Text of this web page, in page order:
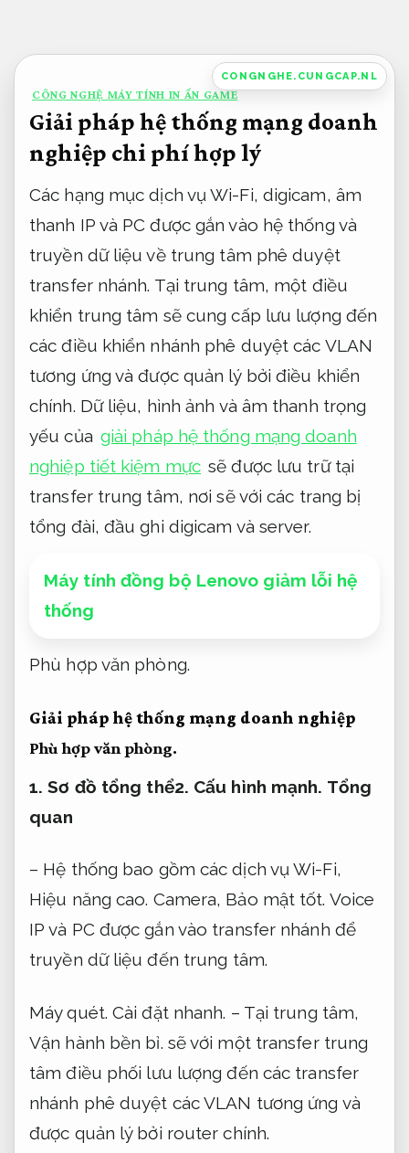
nội
dung
CONGNGHE.CUNGCAP.NL
CÔNG NGHỆ MÁY TÍNH IN ẤN GAME
Giải pháp hệ thống mạng doanh
nghiệp chi phí hợp lý
Các hạng mục dịch vụ Wi-Fi, digicam, âm
thanh IP và PC được gắn vào hệ thống và
truyền dữ liệu về trung tâm phê duyệt
transfer nhánh. Tại trung tâm, một điều
khiển trung tâm sẽ cung cấp lưu lượng đến
các điều khiển nhánh phê duyệt các VLAN
tương ứng và được quản lý bởi điều khiển
chính. Dữ liệu, hình ảnh và âm thanh trọng
yếu của giải pháp hệ thống mạng doanh
nghiệp tiết kiệm mực sẽ được lưu trữ tại
transfer trung tâm, nơi sẽ với các trang bị
tổng đài, đầu ghi digicam và server.
Máy tính đồng bộ Lenovo giảm lỗi hệ
thống
Phù hợp văn phòng.
Giải pháp hệ thống mạng doanh nghiệp
Phù hợp văn phòng.
1. Sơ đồ tổng thể2. Cấu hình mạnh. Tổng
quan
– Hệ thống bao gồm các dịch vụ Wi-Fi,
Hiệu năng cao. Camera, Bảo mật tốt. Voice
IP và PC được gắn vào transfer nhánh để
truyền dữ liệu đến trung tâm.
Máy quét. Cài đặt nhanh. – Tại trung tâm,
Vận hành bền bỉ. sẽ với một transfer trung
tâm điều phối lưu lượng đến các transfer
nhánh phê duyệt các VLAN tương ứng và
được quản lý bởi router chính.